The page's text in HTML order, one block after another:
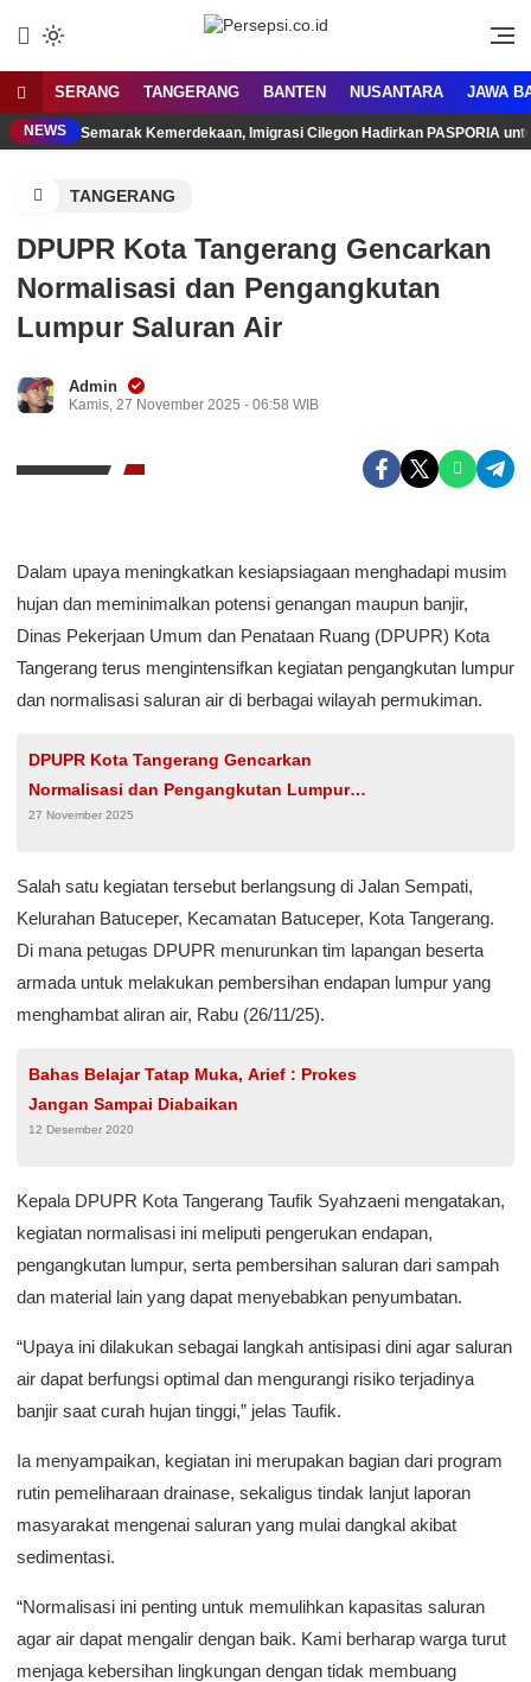
SERANG TANGERANG BANTEN NUSANTARA JAWA
NEWS Semarak Kemerdekaan, Imigrasi Cilegon Hadirkan PASPORIA
TANGERANG
DPUPR Kota Tangerang Gencarkan
Normalisasi dan Pengangkutan
Lumpur Saluran Air
Admin
Kamis, 27 November 2025 - 06:58 WIB
Dalam upaya meningkatkan kesiapsiagaan menghadapi musim
hujan dan meminimalkan potensi genangan maupun banjir,
Dinas Pekerjaan Umum dan Penataan Ruang (DPUPR) Kota
Tangerang terus mengintensifkan kegiatan pengangkutan lumpur
dan normalisasi saluran air di berbagai wilayah permukiman.
DPUPR Kota Tangerang Gencarkan
Normalisasi dan Pengangkutan Lumpur
Saluran Air
27 November 2025
Salah satu kegiatan tersebut berlangsung di Jalan Sempati,
Kelurahan Batuceper, Kecamatan Batuceper, Kota Tangerang.
Di mana petugas DPUPR menurunkan tim lapangan beserta
armada untuk melakukan pembersihan endapan lumpur yang
menghambat aliran air, Rabu (26/11/25).
Bahas Belajar Tatap Muka, Arief : Prokes
Jangan Sampai Diabaikan
12 Desember 2020
Kepala DPUPR Kota Tangerang Taufik Syahzaeni mengatakan,
kegiatan normalisasi ini meliputi pengerukan endapan,
pengangkutan lumpur, serta pembersihan saluran dari sampah
dan material lain yang dapat menyebabkan penyumbatan.
“Upaya ini dilakukan sebagai langkah antisipasi dini agar saluran
air dapat berfungsi optimal dan mengurangi risiko terjadinya
banjir saat curah hujan tinggi,” jelas Taufik.
Ia menyampaikan, kegiatan ini merupakan bagian dari program
rutin pemeliharaan drainase, sekaligus tindak lanjut laporan
masyarakat mengenai saluran yang mulai dangkal akibat
sedimentasi.
“Normalisasi ini penting untuk memulihkan kapasitas saluran
agar air dapat mengalir dengan baik. Kami berharap warga turut
menjaga kebersihan lingkungan dengan tidak membuang